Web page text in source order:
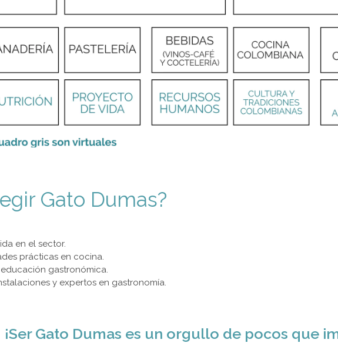
Gato Dumas?
en el sector.
prácticas en cocina.
gastronómica.
y expertos en gastronomía.
¡Ser Gato Dumas es un orgullo de pocos que